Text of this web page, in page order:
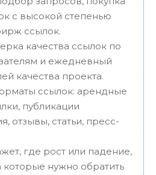
с высокой степенью
ссылок.
качества ссылок по
и ежедневный
качества проекта.
ссылок: арендные
публикации
отзывы, статьи, пресс-
где рост или падение,
которые нужно обратить